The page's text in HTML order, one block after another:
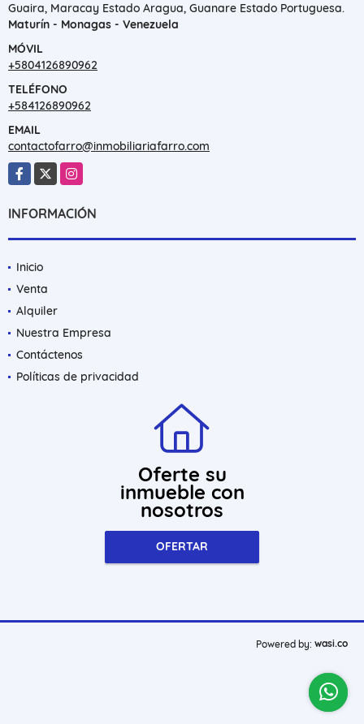
Guaira, Maracay Estado Aragua, Guanare Estado Portuguesa.
Maturín - Monagas - Venezuela
MÓVIL
+5804126890962
TELÉFONO
+584126890962
EMAIL
contactofarro@inmobiliariafarro.com
Facebook
X Instagram
INFORMACIÓN
Inicio
Venta
Alquiler
Nuestra Empresa
Contáctenos
Políticas de privacidad
Oferte su
inmueble con
nosotros
OFERTAR
Powered by: wasi.co